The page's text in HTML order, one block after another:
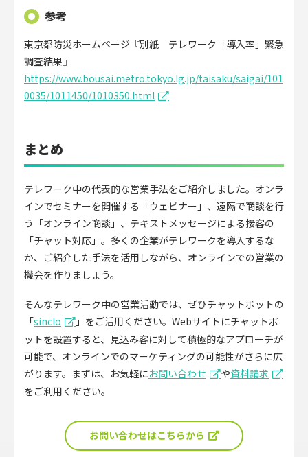
参考
東京都防災ホームページ『別紙 テレワーク「導入率」緊急
調査結果』
https://www.bousai.metro.tokyo.lg.jp/taisaku/saigai/101
0035/1011450/1010350.html
まとめ
テレワーク中の代表的な営業手法をご紹介しました。オンラ
インでセミナーを開催する「ウェビナー」、遠隔で商談を行
う「オンライン商談」、テキストメッセージによる接客の
「チャット対応」。多くの企業がテレワークを導入するな
か、ご紹介した手法を活用しながら、オンラインでの営業の
機会を作りましょう。
そんなテレワーク中の営業活動では、ぜひチャットボットの
「sinclo
」をご活用ください。Webサイトにチャットボ
ットを設置すると、見込み客に対して積極的なアプローチが
可能で、オンラインでのマーケティングの可能性がさらに広
がります。まずは、お気軽にお問い合わせ や資料請求
をご利用ください。
お問い合わせはこちらから